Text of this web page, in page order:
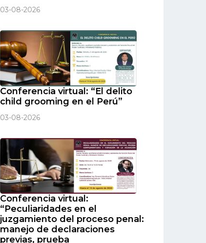
03-08-2026
Conferencia virtual: “El delito
child grooming en el Perú”
03-08-2026
Conferencia virtual:
“Peculiaridades en el
juzgamiento del proceso penal:
manejo de declaraciones
previas, prueba